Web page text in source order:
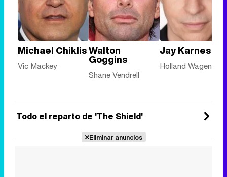
Michael Chiklis
Vic Mackey
Walton
Goggins
Shane Vendrell
Jay Karnes
Holland
Todo el reparto de 'The Shield'
Eliminar anuncios